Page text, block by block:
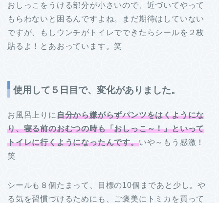
おしっこをうける部分が小さいので、近づいてやって
もらわないと困るんですよね。まだ期待はしていない
ですが、もしウンチがトイレでできたらシールを２枚
貼るよ！とあおっています。笑
使用して５日目で、変化がありました。
お風呂上りに自分から嫌がらずパンツをはくようにな
り、寝る前のおむつの時も「おしっこ～！」といって
トイレに行くようになったんです。いや～もう感激！
笑
シールも８個たまって、目標の10個まであと少し。や
る気を習慣づけるためにも、ご褒美にトミカを買って